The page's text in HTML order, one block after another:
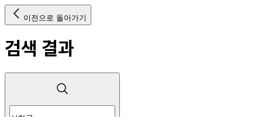
이전으로 돌아가기
검색 결과